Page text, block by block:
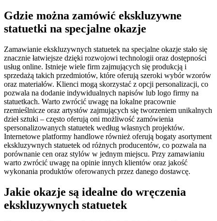
Gdzie można zamówić ekskluzywne
statuetki na specjalne okazje
Zamawianie ekskluzywnych statuetek na specjalne okazje stało się
znacznie łatwiejsze dzięki rozwojowi technologii oraz dostępności
usług online. Istnieje wiele firm zajmujących się produkcją i
sprzedażą takich przedmiotów, które oferują szeroki wybór wzorów
oraz materiałów. Klienci mogą skorzystać z opcji personalizacji, co
pozwala na dodanie indywidualnych napisów lub logo firmy na
statuetkach. Warto zwrócić uwagę na lokalne pracownie
rzemieślnicze oraz artystów zajmujących się tworzeniem unikalnych
dzieł sztuki – często oferują oni możliwość zamówienia
spersonalizowanych statuetek według własnych projektów.
Internetowe platformy handlowe również oferują bogaty asortyment
ekskluzywnych statuetek od różnych producentów, co pozwala na
porównanie cen oraz stylów w jednym miejscu. Przy zamawianiu
warto zwrócić uwagę na opinie innych klientów oraz jakość
wykonania produktów oferowanych przez danego dostawcę.
Jakie okazje są idealne do wręczenia
ekskluzywnych statuetek